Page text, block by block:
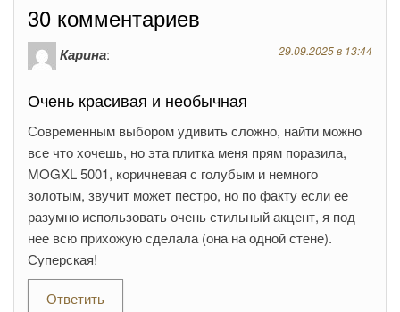
30 комментариев
Карина: 29.09.2025 в 13:44
Очень красивая и необычная
Современным выбором удивить сложно, найти можно
все что хочешь, но эта плитка меня прям поразила,
MOGXL 5001, коричневая с голубым и немного
золотым, звучит может пестро, но по факту если ее
разумно использовать очень стильный акцент, я под
нее всю прихожую сделала (она на одной стене).
Суперская!
Ответить